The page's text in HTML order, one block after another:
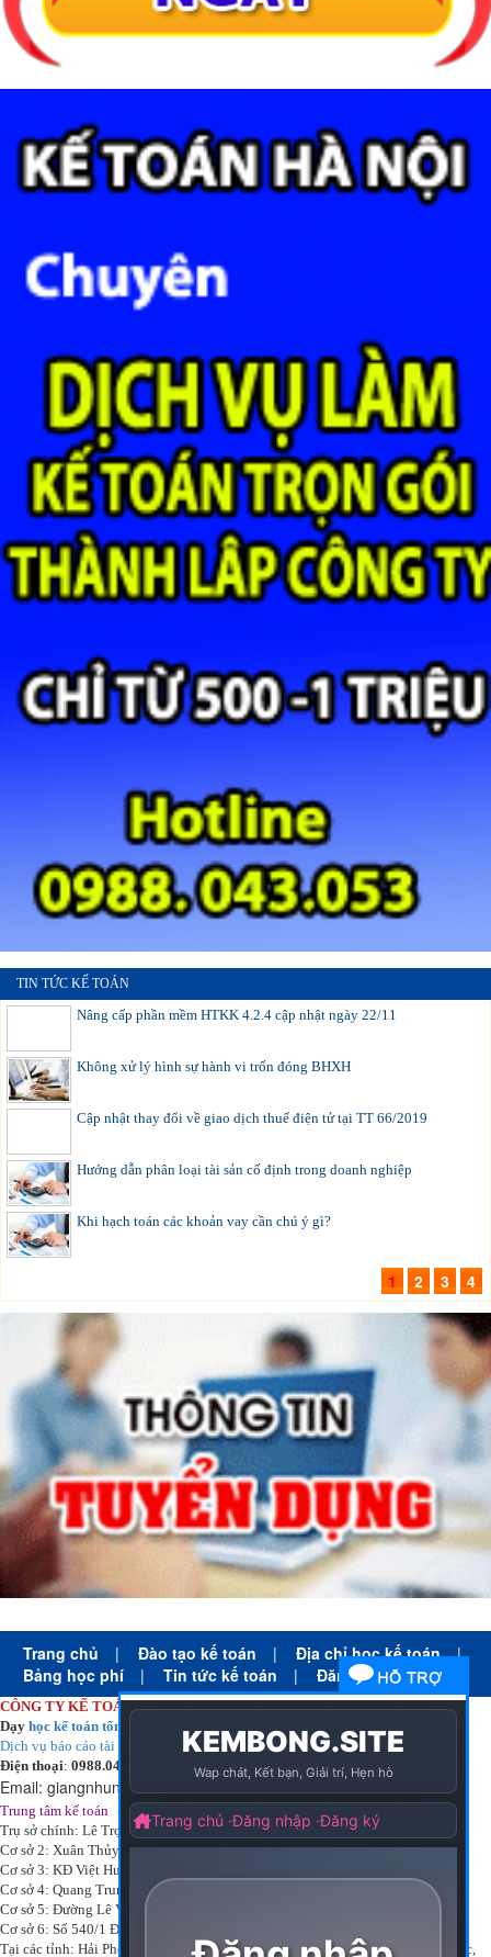
TIN TỨC KẾ TOÁN
Nâng cấp phần mềm HTKK 4.2.4 cập nhật ngày 22/11
Không xử lý hình sự hành vi trốn đóng BHXH
Cập nhật thay đổi về giao dịch thuế điện tử tại TT 66/2019
Hướng dẫn phân loại tài sản cố định trong doanh nghiệp
Khi hạch toán các khoản vay cần chú ý gì?
1 2 3 4
Trang chủ | Đào tạo kế toán | Địa chỉ học kế toán
|
Bảng học phí
| Tin tức kế toán | Đăng ký học
CÔNG TY KẾ TOÁN HÀ NỘI
Dạy học kế toán tổng hợp
Dịch vụ báo cáo tài chính
chuyên nghiệp uy tín giá rẻ
Điện thoại: 0988.043.053
Email: giangnhungkthn@gmail.com
Trung tâm kế toán - Công ty kế toán hà nội ạy tại:
Trụ sở chính: Lê Trọng Tấn - Thanh Xuân - Hà Nội
Cơ sở 2: Xuân Thủy - Cầu Giấy - Hà Nội
Cơ sở 3: KĐ Việt Hưng - Long Biên - Hà Nội
Cơ sở 4: Quang Trung - Hà Đông - Hà Nội
Cơ sở 5: Đường Lê Văn Thịnh – P. Suối Hoa– Tp. Bắc Ninh.
Cơ sở 6: Số 540/1 Đường Cách mạng tháng 8 – Quận 3 – Tp. Hồ Chí Minh.
Tại các tỉnh: Hải Phòng, Nam Định, Bắc Ninh, Thái bình, Bắc Giang, Vĩnh Phúc,